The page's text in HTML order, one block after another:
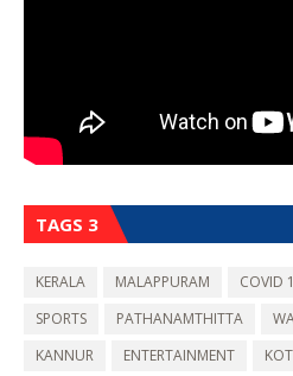
TAGS 3
KERALA MALAPPURAM COVID
SPORTS
PATHANAMTHITTA
KANNUR
ENTERTAINMENT